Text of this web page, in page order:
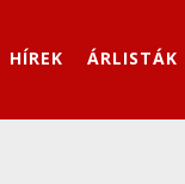
HÍREK ÁRLISTÁK